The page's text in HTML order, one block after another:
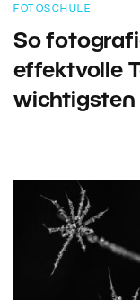
FOTOSCHULE
So
effektvolle
wichtigsten